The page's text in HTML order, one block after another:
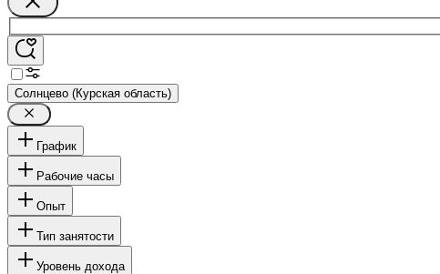
Солнцево (Курская область)
График
Рабочие часы
Опыт
Тип занятости
Уровень дохода